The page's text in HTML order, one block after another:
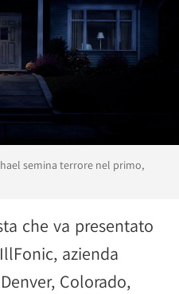
semina terrore nel primo,
che va presentato
azienda
Colorado,